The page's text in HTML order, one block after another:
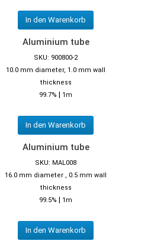
In den Warenkorb
Aluminium tube
SKU: 900800-2
10.0 mm diameter, 1.0 mm wall
thickness
99.7% | 1m
In den Warenkorb
Aluminium tube
SKU: MAL008
16.0 mm diameter , 0.5 mm wall
thickness
99.5% | 1m
In den Warenkorb